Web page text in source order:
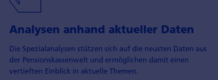
Analysen anhand aktueller Daten
Die Spezialanalysen stützen sich auf die neusten Daten aus
der Pensionskassenwelt und ermöglichen damit einen
vertieften Einblick in aktuelle Themen.